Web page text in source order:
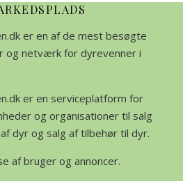
er en af de mest besøgte
og netværk for dyrevenner i
er en serviceplatform for
og organisationer til salg
dyr og salg af tilbehør til dyr.
af bruger og annoncer.